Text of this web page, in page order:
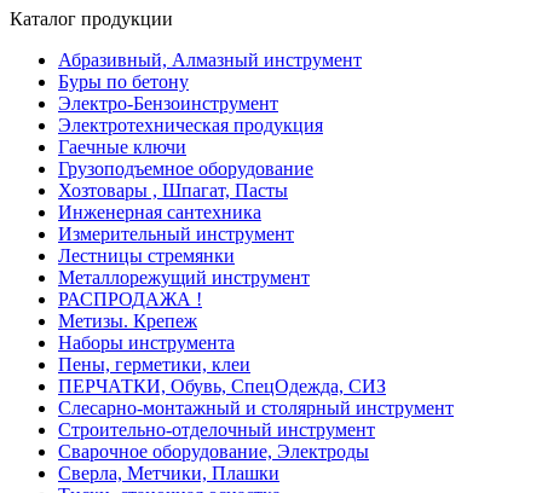
Каталог продукции
Абразивный, Алмазный инструмент
Буры по бетону
Электро-Бензоинструмент
Электротехническая продукция
Гаечные ключи
Грузоподъемное оборудование
Хозтовары , Шпагат, Пасты
Инженерная сантехника
Измерительный инструмент
Лестницы стремянки
Металлорежущий инструмент
РАСПРОДАЖА !
Метизы. Крепеж
Наборы инструмента
Пены, герметики, клеи
ПЕРЧАТКИ, Обувь, СпецОдежда, СИЗ
Слесарно-монтажный и столярный инструмент
Строительно-отделочный инструмент
Сварочное оборудование, Электроды
Сверла, Метчики, Плашки